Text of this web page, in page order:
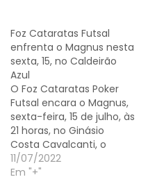
Foz Cataratas Futsal
enfrenta o Magnus nesta
sexta, 15, no Caldeirão
Azul
O Foz Cataratas Poker
Futsal encara o Magnus,
sexta-feira, 15 de julho, às
21 horas, no Ginásio
Costa Cavalcanti, o
Caldeirão Azul, pela Liga
Nacional de Futsal (LNF).
11/07/2022
Em "+"